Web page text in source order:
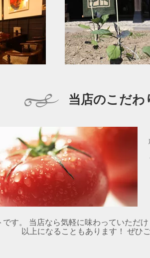
当店のこだわ
です。 当店なら気軽に味わっていただ
以上になることもあります！ ぜひ